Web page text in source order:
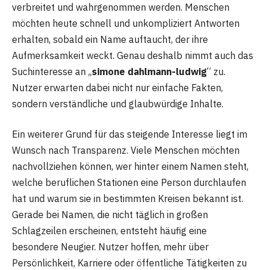
verbreitet und wahrgenommen werden. Menschen
möchten heute schnell und unkompliziert Antworten
erhalten, sobald ein Name auftaucht, der ihre
Aufmerksamkeit weckt. Genau deshalb nimmt auch das
Suchinteresse an „simone dahlmann-ludwig“ zu.
Nutzer erwarten dabei nicht nur einfache Fakten,
sondern verständliche und glaubwürdige Inhalte.
Ein weiterer Grund für das steigende Interesse liegt im
Wunsch nach Transparenz. Viele Menschen möchten
nachvollziehen können, wer hinter einem Namen steht,
welche beruflichen Stationen eine Person durchlaufen
hat und warum sie in bestimmten Kreisen bekannt ist.
Gerade bei Namen, die nicht täglich in großen
Schlagzeilen erscheinen, entsteht häufig eine
besondere Neugier. Nutzer hoffen, mehr über
Persönlichkeit, Karriere oder öffentliche Tätigkeiten zu